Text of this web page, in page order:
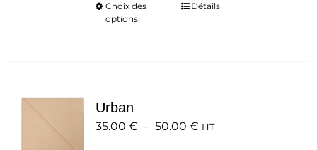
Choix des
options
Ce
peuvent
Détails
Urban
35.00 € – 50.00 €Plage
HT